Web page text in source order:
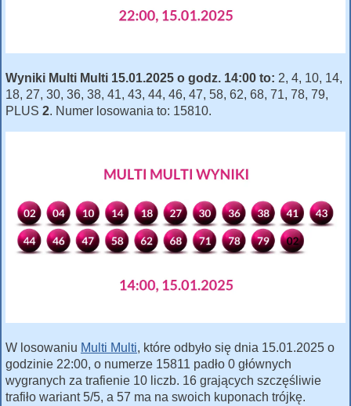
Wyniki Multi Multi 15.01.2025 o godz. 14:00 to: 2, 4, 10, 14,
18, 27, 30, 36, 38, 41, 43, 44, 46, 47, 58, 62, 68, 71, 78, 79,
PLUS 2. Numer losowania to: 15810.
W losowaniu Multi Multi, które odbyło się dnia 15.01.2025 o
godzinie 22:00, o numerze 15811 padło 0 głównych
wygranych za trafienie 10 liczb. 16 grających szczęśliwie
trafiło wariant 5/5, a 57 ma na swoich kuponach trójkę.